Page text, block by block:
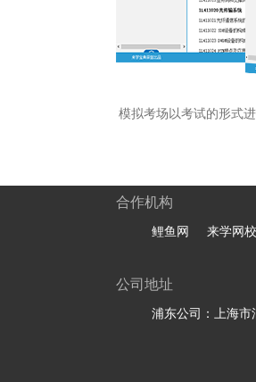
模拟考场以考试的形式
合作机构
鲤鱼网 来学网校
公司地址
浦东公司：上海市